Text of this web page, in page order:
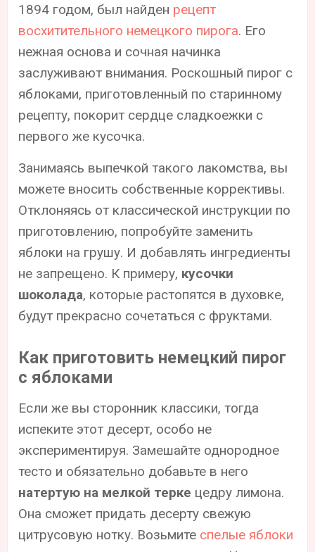
1894 годом, был найден рецепт
восхитительного немецкого пирога. Его
нежная основа и сочная начинка
заслуживают внимания. Роскошный пирог с
яблоками, приготовленный по старинному
рецепту, покорит сердце сладкоежки с
первого же кусочка.
Занимаясь выпечкой такого лакомства, вы
можете вносить собственные коррективы.
Отклоняясь от классической инструкции по
приготовлению, попробуйте заменить
яблоки на грушу. И добавлять ингредиенты
не запрещено. К примеру, кусочки
шоколада, которые растопятся в духовке,
будут прекрасно сочетаться с фруктами.
Как приготовить немецкий пирог
с яблоками
Если же вы сторонник классики, тогда
испеките этот десерт, особо не
экспериментируя. Замешайте однородное
тесто и обязательно добавьте в него
натертую на мелкой терке цедру лимона.
Она сможет придать десерту свежую
цитрусовую нотку. Возьмите спелые яблоки